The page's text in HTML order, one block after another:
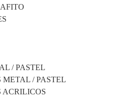
/ PASTEL
/ PASTEL
ACRILICOS